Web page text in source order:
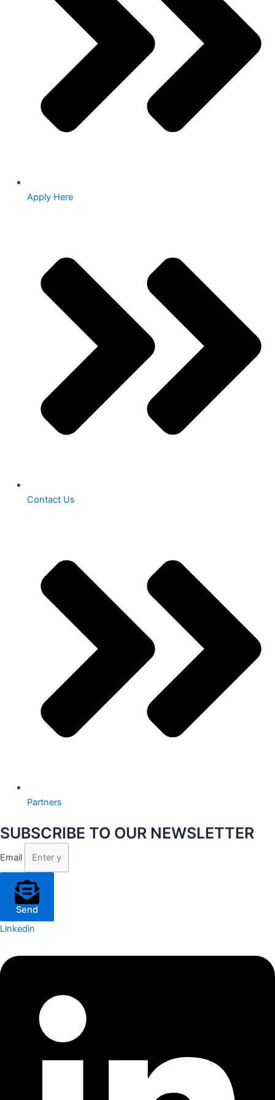
Apply Here
Contact Us
Partners
SUBSCRIBE TO OUR NEWSLETTER
Email
Send
Linkedin